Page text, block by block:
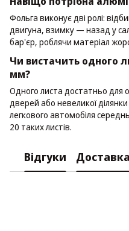
Фольга виконує дві ролі:
двигуна, взимку — назад у
бар'єр, роблячи матеріал
Чи вистачить одного
мм?
Одного листа достатньо для
дверей або невеликої
легкового автомобіля
20 таких листів.
Відгуки Доставка